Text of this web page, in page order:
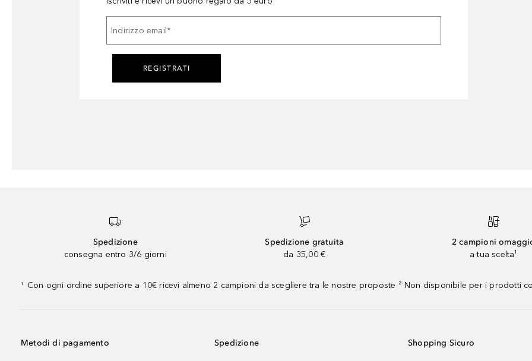
Indirizzo email *
REGISTRATI
Spedizione
consegna entro 3/6 giorni
Spedizione gratuita
da 35,00 €
2 campioni
a tua scelta¹
¹ Con ogni ordine superiore a 10€ ricevi almeno 2 campioni da scegliere tra le nostre proposte ² Non disponibile per i prodotti
Metodi di pagamento Spedizione Shopping Sicuro